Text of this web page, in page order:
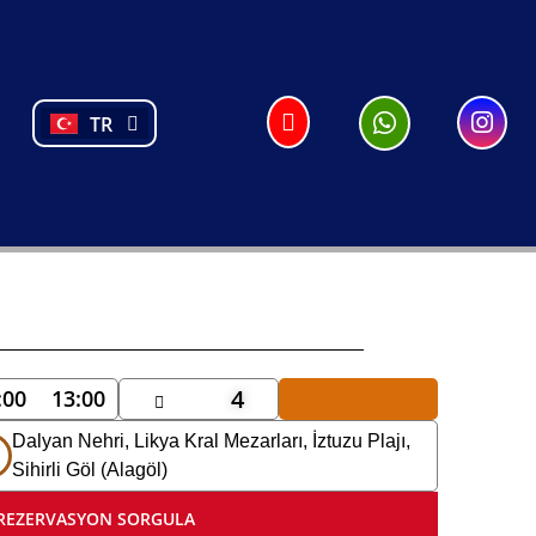
TR
PL
PT
13:00 4
Dalyan Nehri, Likya Kral Mezarları, İztuzu Plajı,
Sihirli Göl (Alagöl)
SORGULA